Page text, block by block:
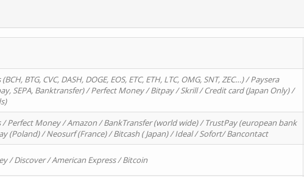
BTG, CVC, DASH, DOGE, EOS, ETC, ETH, LTC, OMG, SNT, ZEC…) / Paysera
SEPA, Banktransfer) / Perfect Money / Bitpay / Skrill / Credit card (Japan Only) /
Perfect Money / Amazon / BankTransfer (world wide) / TrustPay (european bank
(Poland) / Neosurf (France) / Bitcash ( Japan) / Ideal / Sofort/ Bancontact
/ Discover / American Express / Bitcoin